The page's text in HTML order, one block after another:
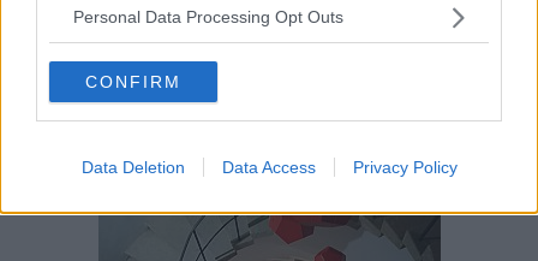
Personal Data Processing Opt Outs
CONFIRM
Data Deletion Data Access Privacy Policy
sorgente inesauribile per interpretazioni e nuove espressioni da
parte degli artisti".